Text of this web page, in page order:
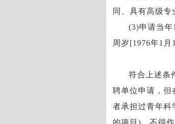
同、具有高级
(3)申请当
周岁[1976年1月
符合上述条
聘单位申请，但
者承担过青年科
的项目)，不得